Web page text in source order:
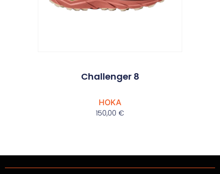
Challenger 8
HOKA
150,00 €